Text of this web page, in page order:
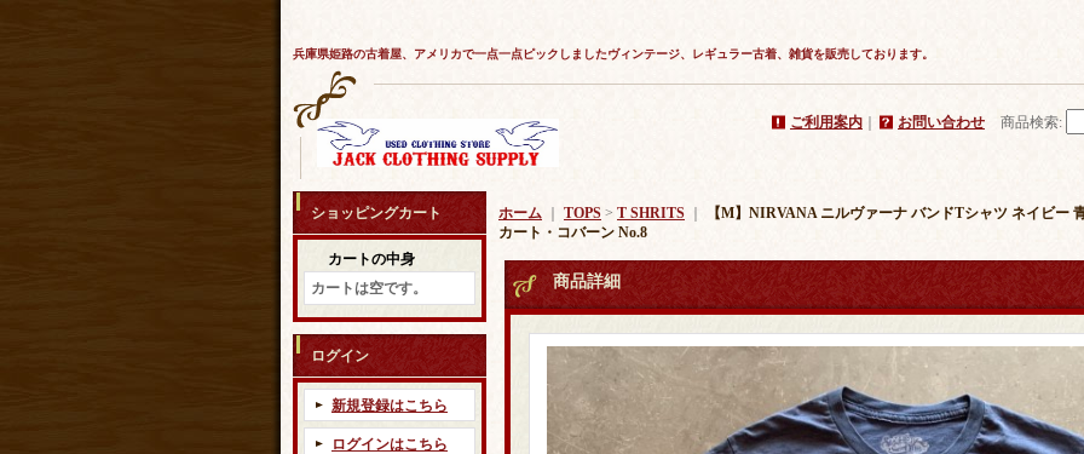
兵庫県姫路の古着屋、アメリカで一点一点ピックしましたヴィンテージ、レギュラー古着、雑貨を販売しております。
ご利用案内 お問い合わせ 商品検索:
ショッピングカート
カートの中身
カートは空です。
ログイン
新規登録はこちら
ログインはこちら
ホーム TOPS > T SHRITS
【M】NIRVANA ニルヴァーナ バンドTシャツ ネイビー
カート・コバーン No.8
商品詳細